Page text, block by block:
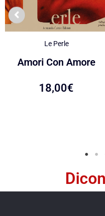
Le Perle
Amori Con Amore
18,00€